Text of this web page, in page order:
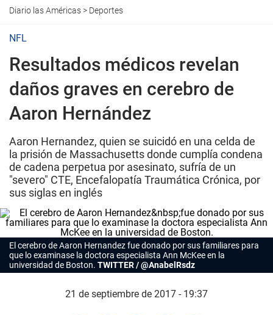
Diario las Américas> Deportes
NFL
Resultados médicos revelan
daños graves en cerebro de
Aaron Hernández
Aaron Hernandez, quien se suicidó en una celda de
la prisión de Massachusetts donde cumplía condena
de cadena perpetua por asesinato, sufría de un
"severo" CTE, Encefalopatía Traumática Crónica, por
sus siglas en inglés
El cerebro de Aaron Hernandez fue donado por sus familiares para
que lo examinase la doctora especialista Ann McKee en la
universidad de Boston. TWITTER / @AnabelRsdz
21 de septiembre de 2017 - 19:37